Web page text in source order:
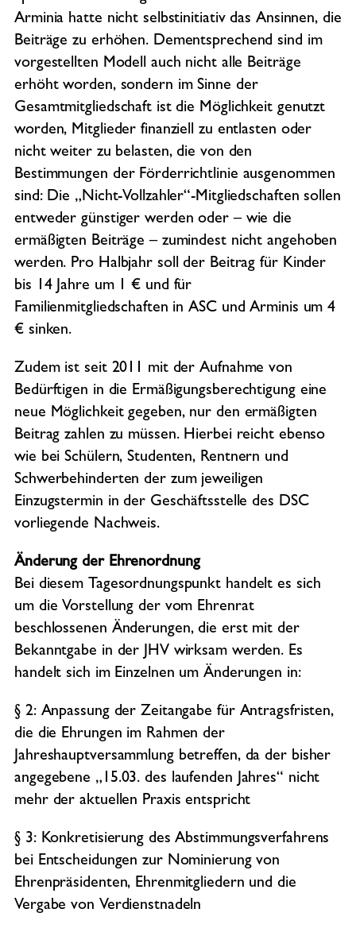
Arminia hatte nicht selbstinitiativ das Ansinnen, die
Beiträge zu erhöhen. Dementsprechend sind im
vorgestellten Modell auch nicht alle Beiträge
erhöht worden, sondern im Sinne der
Gesamtmitgliedschaft ist die Möglichkeit genutzt
worden, Mitglieder finanziell zu entlasten oder
nicht weiter zu belasten, die von den
Bestimmungen der Förderrichtlinie ausgenommen
sind: Die „Nicht-Vollzahler“-Mitgliedschaften sollen
entweder günstiger werden oder – wie die
ermäßigten Beiträge – zumindest nicht angehoben
werden. Pro Halbjahr soll der Beitrag für Kinder
bis 14 Jahre um 1 € und für
Familienmitgliedschaften in ASC und Arminis um 4
€ sinken.
Zudem ist seit 2011 mit der Aufnahme von
Bedürftigen in die Ermäßigungsberechtigung eine
neue Möglichkeit gegeben, nur den ermäßigten
Beitrag zahlen zu müssen. Hierbei reicht ebenso
wie bei Schülern, Studenten, Rentnern und
Schwerbehinderten der zum jeweiligen
Einzugstermin in der Geschäftsstelle des DSC
vorliegende Nachweis.
Änderung der Ehrenordnung
Bei diesem Tagesordnungspunkt handelt es sich
um die Vorstellung der vom Ehrenrat
beschlossenen Änderungen, die erst mit der
Bekanntgabe in der JHV wirksam werden. Es
handelt sich im Einzelnen um Änderungen in:
§ 2: Anpassung der Zeitangabe für Antragsfristen,
die die Ehrungen im Rahmen der
Jahreshauptversammlung betreffen, da der bisher
angegebene „15.03. des laufenden Jahres“ nicht
mehr der aktuellen Praxis entspricht
§ 3: Konkretisierung des Abstimmungsverfahrens
bei Entscheidungen zur Nominierung von
Ehrenpräsidenten, Ehrenmitgliedern und die
Vergabe von Verdienstnadeln